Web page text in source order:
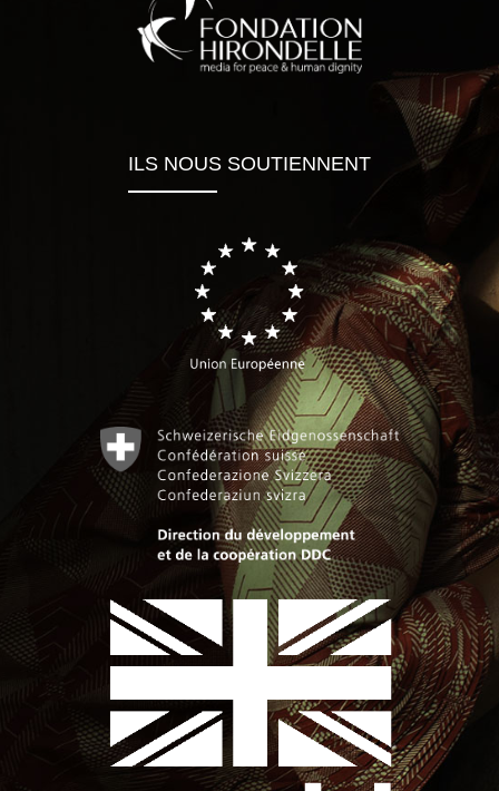
ILS NOUS SOUTIENNENT